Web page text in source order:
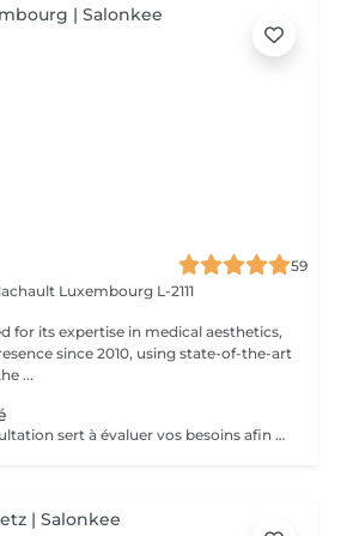
59
Luxembourg L-2111
for its expertise in medical aesthetics,
since 2010, using state-of-the-art
...
Cette première consultation sert à évaluer vos besoins afin de vous guider vers les soins sur mesure qui répondront au mieux. À cette occasion, toutes les informations nécessaires, telles que les contre-indications, les résultats attendus et autres détails importants, vous seront fournies pour assurer une prise en charge optimale et vous garantir un suivi personnalisé.